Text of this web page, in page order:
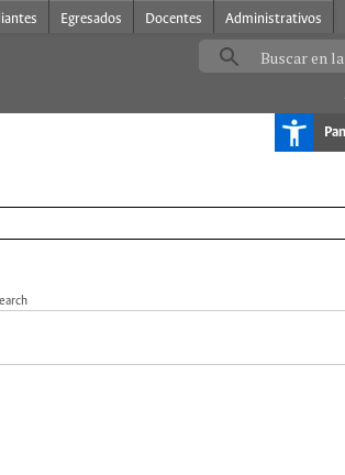
Egresados Docentes Administrativos